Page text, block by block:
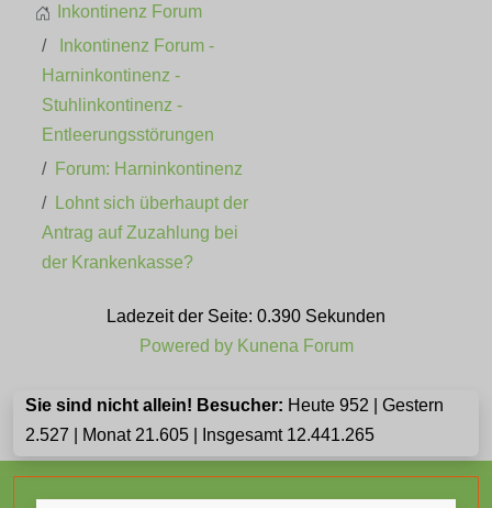
Inkontinenz Forum
Inkontinenz Forum -
Harninkontinenz -
Stuhlinkontinenz -
Entleerungsstörungen
Forum: Harninkontinenz
Lohnt sich überhaupt der
Antrag auf Zuzahlung bei
der Krankenkasse?
Ladezeit der Seite: 0.390 Sekunden
Powered by Kunena Forum
Sie sind nicht allein! Besucher: Heute 952 | Gestern
2.527 | Monat 21.605 | Insgesamt 12.441.265